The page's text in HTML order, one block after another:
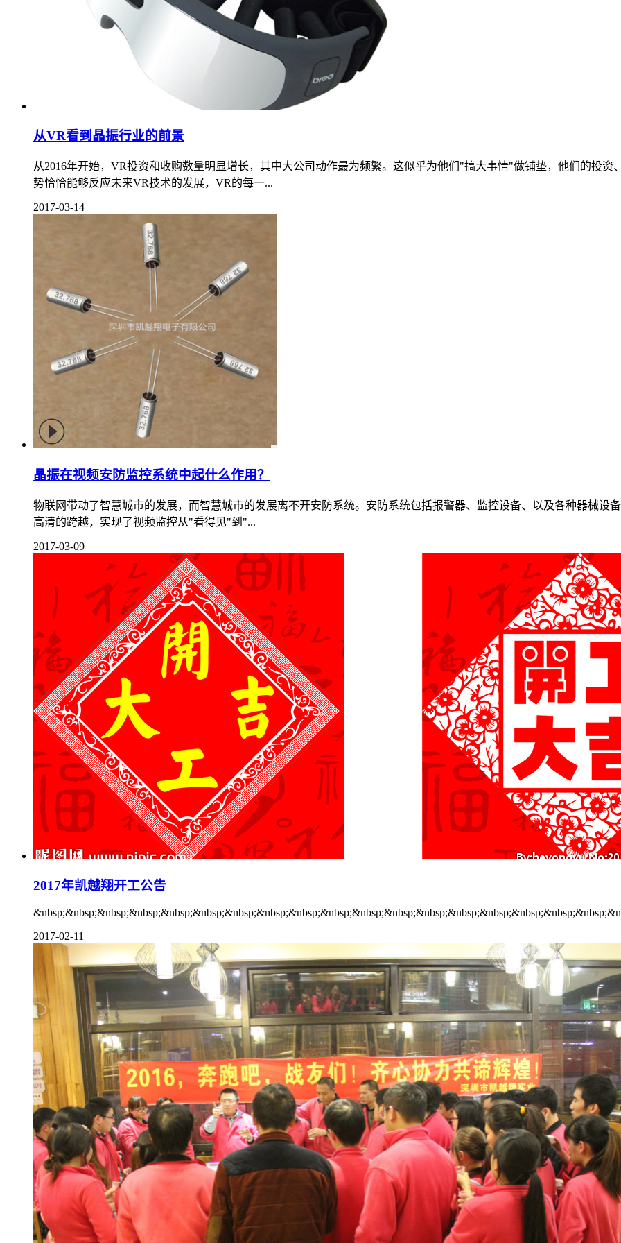
从VR看到晶振行业的前景
从2016年开始，VR投资和收购数量明显增长，其中大公司动作最为频繁。这似乎为他们"搞大事情"做铺垫，他们的投
势恰恰能够反应未来VR技术的发展，VR的每一...
2017-03-14
晶振在视频安防监控系统中起什么作用？
物联网带动了智慧城市的发展，而智慧城市的发展离不开安防系统。安防系统包括报警器、监控设备、以及各种器械设
高清的跨越，实现了视频监控从"看得见"到"...
2017-03-09
2017年凯越翔开工公告
2017-02-11